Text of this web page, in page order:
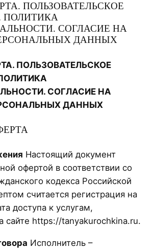
ПОЛЬЗОВАТЕЛЬСКОЕ
ПОЛИТИКА
СОГЛАСИЕ НА
ДАННЫХ
ПОЛЬЗОВАТЕЛЬСКОЕ
СОГЛАСИЕ НА
ДАННЫХ
Настоящий документ
офертой в соответствии со
кодекса Российской
считается регистрация на
доступа к услугам,
https://tanyakurochkina.ru.
Исполнитель –